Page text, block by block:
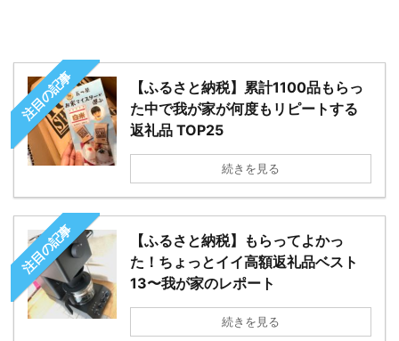
注目の記事
【ふるさと納税】累計1100品もらっ
た中で我が家が何度もリピートする
返礼品 TOP25
続きを見る
注目の記事
【ふるさと納税】もらってよかっ
た！ちょっとイイ高額返礼品ベスト
13〜我が家のレポート
続きを見る